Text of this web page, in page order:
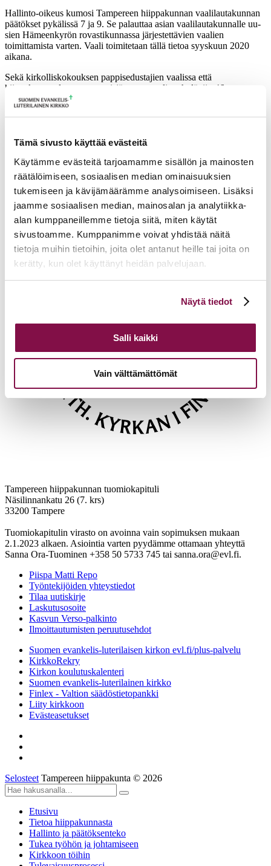
Tämä sivusto käyttää evästeitä
Käytämme evästeitä tarjoamamme sisällön ja mainosten
räätälöimiseen, sosiaalisen median ominaisuuksien
tukemiseen ja kävijämäärämme analysoimiseen. Lisäksi
jaamme sosiaalisen median, mainosalan ja analytiikka-
alan kumppaneillemme tietoja siitä, miten käytät
sivustoamme. Kumppanimme voivat yhdistää näitä
tietoja muihin tietoihin, joita olet antanut heille tai joita on
kerätty, kun olet käyttänyt heidän palvelujaan.
linkistä.
Näytä tiedot
Salli kaikki
Vain välttämättömät
Hallinto-oikeus kumosi Tampereen hiippakunnan vaalilautakunnan
päätökset pykälissä 7 ja 9. Se palauttaa asian vaalilautakunnalle uu­
sien Hämeenkyrön rovastikunnassa järjestettävien vaalien
toimittamista varten. Vaali toimitetaan tällä tietoa syyskuun 2020
aikana.
Sekä kirkolliskokouksen pappisedustajien vaalissa että
hiippakuntavaltuuston pappisjäsenten vaalissa hylättiin 46
Hämeenkyrön rovastikunnan ääntä. Äänestyslippujen hylkäämisen
perusteena oli se, että liput olivat leimaamattomia.
Ajankohtaista
17.06.2026 Pelastetaan Namibian alkukirkko – yhdessä! –
Namibian kirkon varainkeruukampanja
15.06.2026 Hiippakunnan toimintakalenteri syksy 2026
11.06.2026 Tuomiokapitulin päätöksiä 10.6.2026
Lisää ajankohtaista
Tampereen hiippakunnan tuomiokapituli
Näsilinnankatu 26 (7. krs)
33200 Tampere
Tuomiokapitulin virasto on avoinna vain sopimuksen mukaan
2.1.2023 alkaen. Asiointia varten pyydämme ottamaan yhteyttä
Sanna Ora-Tuominen +358 50 5733 745 tai sanna.ora@evl.fi.
Piispa Matti Repo
Työntekijöiden yhteystiedot
Tilaa uutiskirje
Laskutusosoite
Kasvun Verso-palkinto
Ilmoittautumisten peruutusehdot
Suomen evankelis-luterilaisen kirkon evl.fi/plus-palvelu
KirkkoRekry
Kirkon koulutuskalenteri
Suomen evankelis-luterilainen kirkko
Finlex - Valtion säädöstietopankki
Liity kirkkoon
Evästeasetukset
Selosteet Tampereen hiippakunta © 2026
Etusivu
Tietoa hiippakunnasta
Hallinto ja päätöksenteko
Tukea työhön ja johtamiseen
Kirkkoon töihin